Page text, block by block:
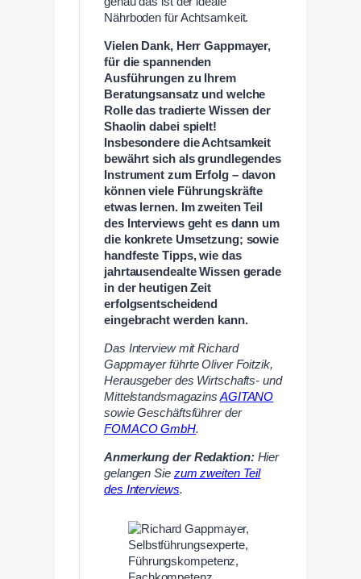
Nährboden für Achtsamkeit.
Vielen Dank, Herr Gappmayer,
für die spannenden
Ausführungen zu Ihrem
Beratungsansatz und welche
Rolle das tradierte Wissen der
Shaolin dabei spielt!
Insbesondere die Achtsamkeit
bewährt sich als grundlegendes
Instrument zum Erfolg – davon
können viele Führungskräfte
etwas lernen. Im zweiten Teil
des Interviews geht es dann um
die konkrete Umsetzung; sowie
handfeste Tipps, wie das
jahrtausendealte Wissen gerade
in der heutigen Zeit
erfolgsentscheidend
eingebracht werden kann.
Das Interview mit Richard
Gappmayer führte Oliver Foitzik,
Herausgeber des Wirtschafts- und
Mittelstandsmagazins AGITANO
sowie Geschäftsführer der
FOMACO GmbH.
Anmerkung der Redaktion:Hier
gelangen Sie zum zweiten Teil
des Interviews.